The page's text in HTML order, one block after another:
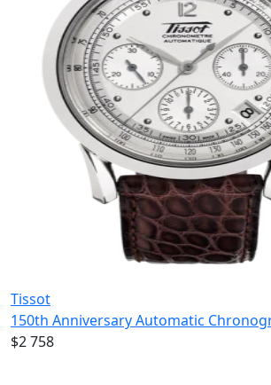
Tissot
150th Anniversary Automatic
$2 758